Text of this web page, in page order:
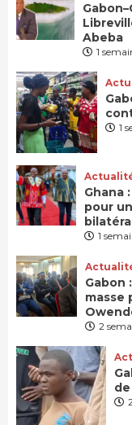
Abeba
1
1
Ghana
pour
1
Gabon
masse
2